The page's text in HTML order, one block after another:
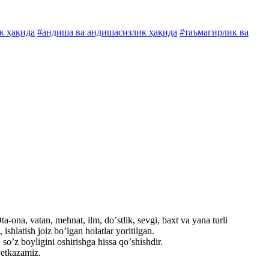
ҳақида #андиша ва андишасизлик ҳақида #таъмагирлик ва
ona, vatan, mehnat, ilm, doʼstlik, sevgi, baxt va yana turli
joiz boʼlgan holatlar yoritilgan.
boyligini oshirishga hissa qoʼshishdir.